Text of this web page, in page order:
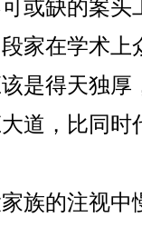
或缺的案头
段家在学术
是得天独厚
道，比同时
族的注视中